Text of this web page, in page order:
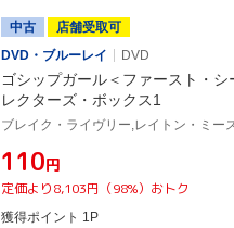
中古
店舗受取可
DVD・ブルーレイ
DVD
ゴシップガール＜ファースト・シ
レクターズ・ボックス1
¥110円
定価より8,103円（98%）おトク
獲得ポイント 1P